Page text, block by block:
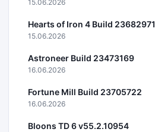
15.06.2026
Hearts of Iron 4 Build 23682971
15.06.2026
Astroneer Build 23473169
16.06.2026
Fortune Mill Build 23705722
16.06.2026
Bloons TD 6 v55.2.10954